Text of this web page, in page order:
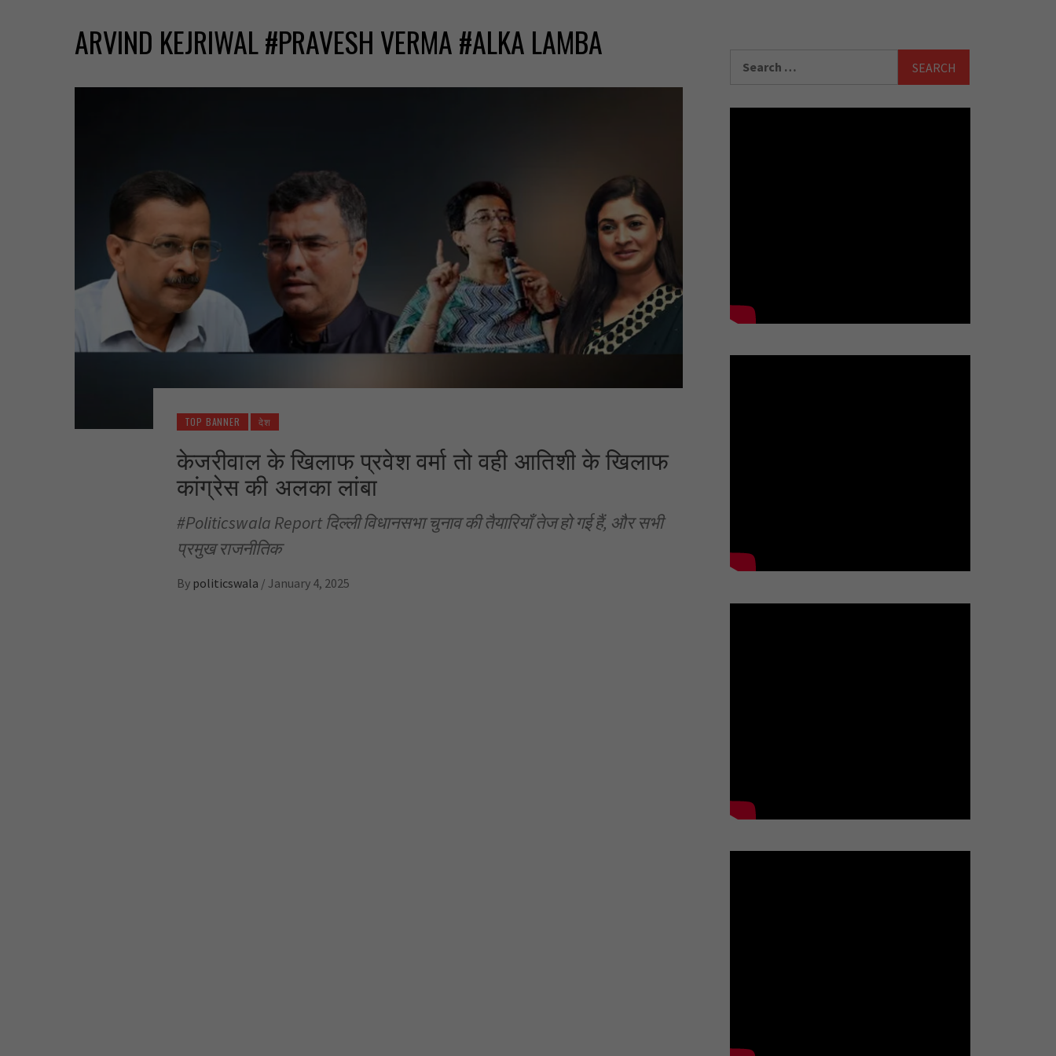
ARVIND KEJRIWAL #PRAVESH VERMA #ALKA LAMBA
TOP BANNER देश
केजरीवाल के खिलाफ प्रवेश वर्मा तो वही आतिशी के खिलाफ
कांग्रेस की अलका लांबा
#Politicswala Report दिल्ली विधानसभा चुनाव की तैयारियाँ तेज हो गई हैं, और सभी
प्रमुख राजनीतिक
By politicswala / January 4, 2025